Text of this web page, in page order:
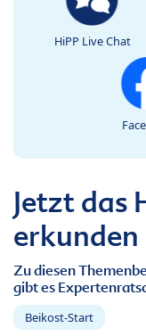
HiPP Live Chat
Jetzt das
erkunden
Zu diesen
gibt es
Beikost-Start